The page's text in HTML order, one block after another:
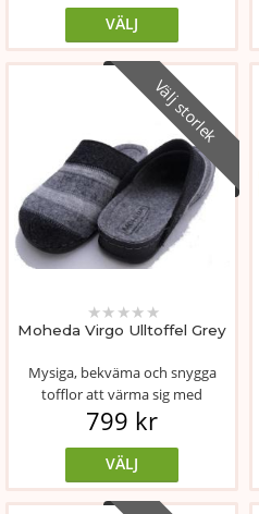
VÄLJ
Välj storlek
Moheda Virgo Ulltoffel Grey
★★ ★★ ★
Mysiga, bekväma och snygga
tofflor att värma sig med
inomhus. Ovande...
799 kr
VÄLJ